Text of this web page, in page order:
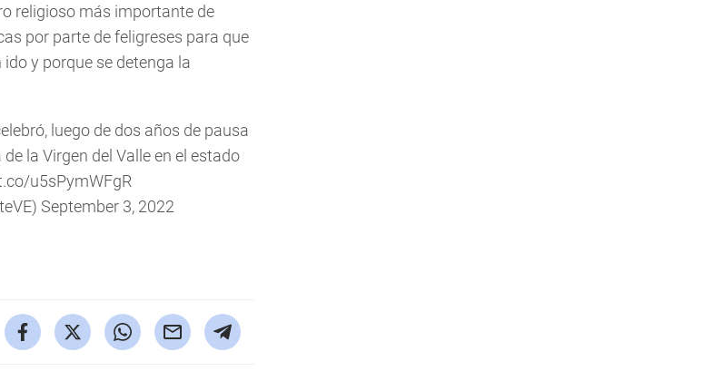
religioso más importante de
por parte de feligreses para que
y porque se detenga la
luego de dos años de pausa
la Virgen del Valle en el estado
u5sPymWFgR
September 3, 2022